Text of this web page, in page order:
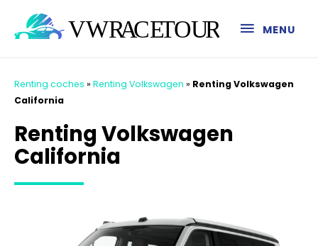
MENU
Renting coches » Renting Volkswagen » Renting Volkswagen
California
Renting Volkswagen
California